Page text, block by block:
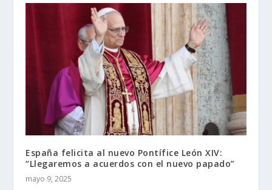
España felicita al nuevo Pontífice León XIV:
“Llegaremos a acuerdos con el nuevo papado”
mayo 9, 2025